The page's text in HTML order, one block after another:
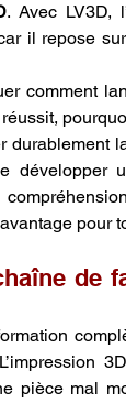
. Avec LV3D,
il repose
comment
durablement
développer
pour
de